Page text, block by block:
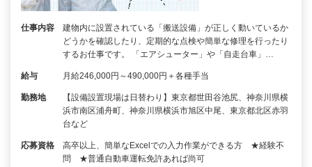
仕事内容
建物内に設置されている「搬送設備」が正しく動いているか
どうかを確認したり、定期的な点検や簡単な修理を行ったり
するお仕事です。 「エアシューター」や「自走台車」…
給与 月給246,000円～490,000円＋各種手当
勤務地
【設備設置現場は日替わり】東京都世田谷池尻、神奈川県横
浜市南区浦舟町、神奈川県横浜市旭区中尾、東京都北区赤羽
台など
応募資格
高卒以上、簡単なExcelでの入力作業ができる方 ★経験不
問 ★普通自動車運転免許あれば尚可